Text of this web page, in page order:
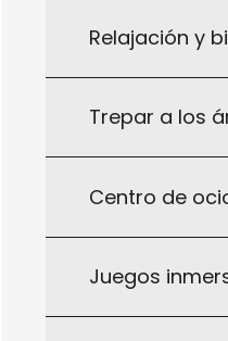
Relajación y
Trepar a los
Centro de
Juegos